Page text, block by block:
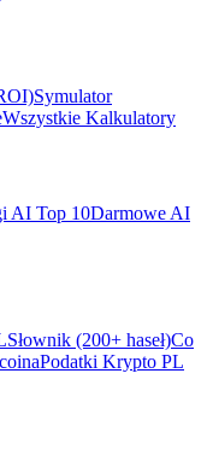
Symulator
Wszystkie Kalkulatory
AI Top 10Darmowe AI
Słownik (200+ haseł)Co
Podatki Krypto PL